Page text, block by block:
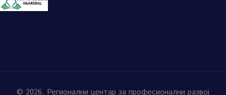
© 2026. Регионални центар за професионални развој